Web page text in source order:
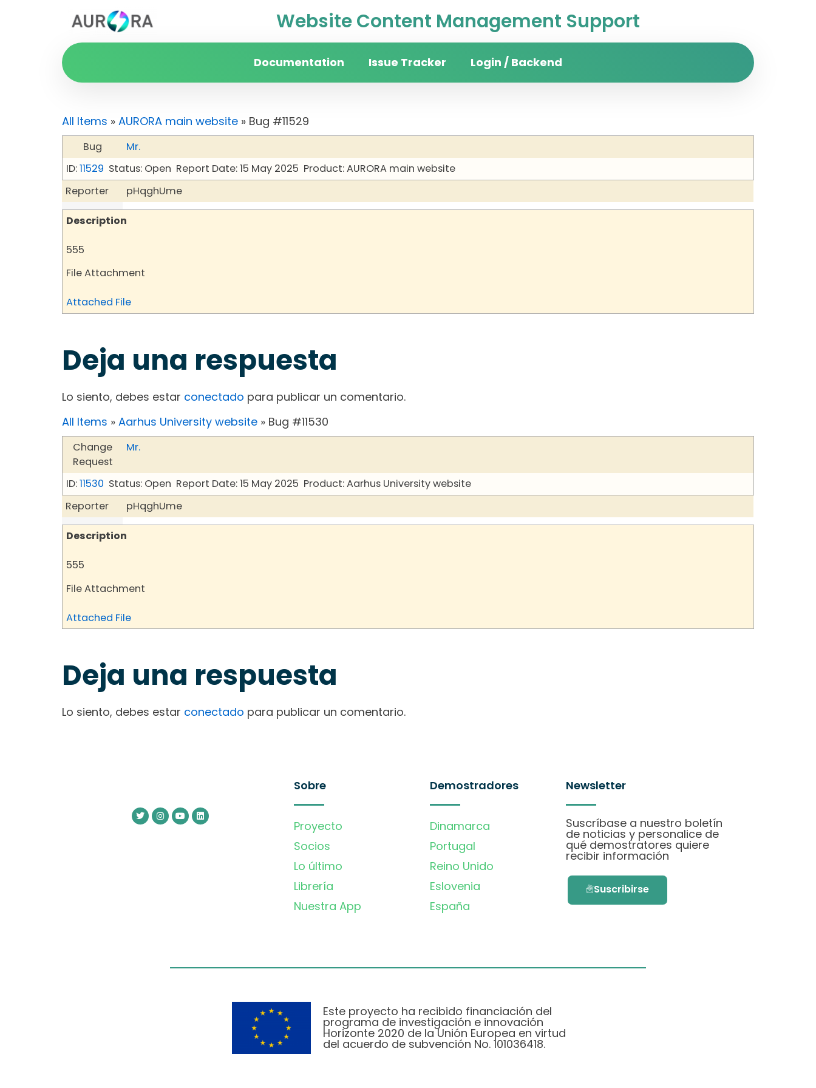
Website Content Management Support
Documentation Issue Tracker Login / Backend
All Items » AURORA main website » Bug #11529
Bug
Mr.
ID:11529 Status: Open Report Date: 15 May 2025 Product: AURORA main website
Reporter
pHqghUme
Description
555
File Attachment
Attached File
Deja una respuesta
Lo siento, debes estar conectado para publicar un comentario.
All Items » Aarhus University website » Bug #11530
Change
Request
Mr.
ID:11530 Status: Open Report Date: 15 May 2025 Product: Aarhus University website
Reporter
pHqghUme
Description
555
File Attachment
Attached File
Deja una respuesta
Lo siento, debes estar conectado para publicar un comentario.
Sobre
Proyecto
Socios
Lo último
Librería
Nuestra App
Demostradores
Dinamarca
Portugal
Reino Unido
Eslovenia
España
Newsletter
Suscríbase a nuestro boletín
de noticias y personalice de
qué demostratores quiere
recibir información
Suscribirse
Este proyecto ha recibido financiación del
programa de investigación e innovación
Horizonte 2020 de la Unión Europea en virtud
del acuerdo de subvención No. 101036418.